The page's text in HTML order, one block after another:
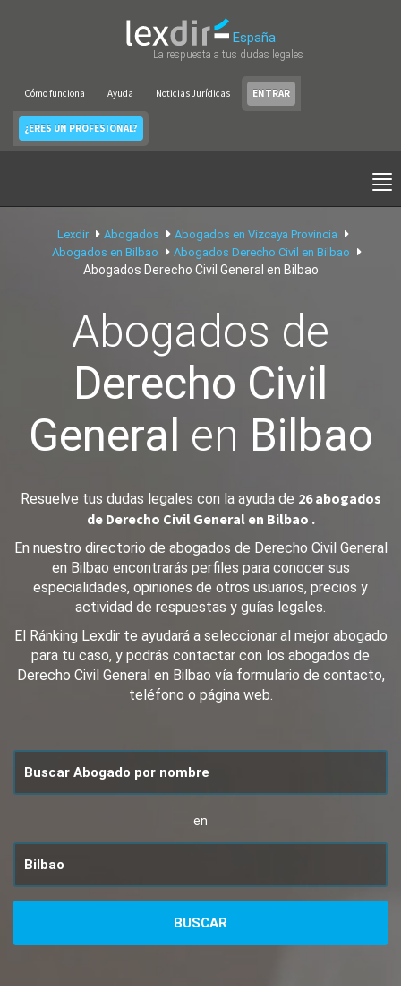
España
La respuesta a tus dudas legales
Cómo funciona Ayuda Noticias Jurídicas ENTRAR
¿ERES UN PROFESIONAL?
Lexdir Abogados
Abogados en Vizcaya Provincia
Abogados en Bilbao
Abogados Derecho Civil en Bilbao
Abogados Derecho Civil General en Bilbao
Abogados de
Derecho Civil
General en Bilbao
Resuelve tus dudas legales con la ayuda de 26 abogados
de Derecho Civil General en Bilbao .
En nuestro directorio de abogados de Derecho Civil General
en Bilbao encontrarás perfiles para conocer sus
especialidades, opiniones de otros usuarios, precios y
actividad de respuestas y guías legales.
El Ránking Lexdir te ayudará a seleccionar al mejor abogado
para tu caso, y podrás contactar con los abogados de
Derecho Civil General en Bilbao vía formulario de contacto,
teléfono o página web.
en